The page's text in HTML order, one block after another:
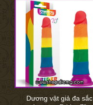
Dương vật giả đa sắc